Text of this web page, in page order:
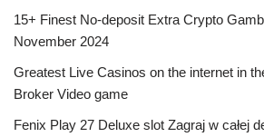
15+ Finest No-deposit Extra Crypto
November 2024
Greatest Live Casinos on the internet in
Broker Video game
Fenix Play 27 Deluxe slot Zagraj w całej